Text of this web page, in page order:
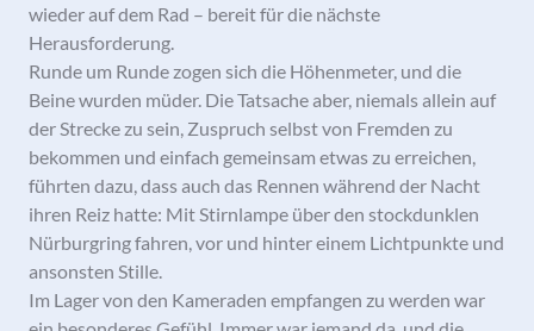
wieder auf dem Rad – bereit für die nächste
Herausforderung.
Runde um Runde zogen sich die Höhenmeter, und die
Beine wurden müder. Die Tatsache aber, niemals allein auf
der Strecke zu sein, Zuspruch selbst von Fremden zu
bekommen und einfach gemeinsam etwas zu erreichen,
führten dazu, dass auch das Rennen während der Nacht
ihren Reiz hatte: Mit Stirnlampe über den stockdunklen
Nürburgring fahren, vor und hinter einem Lichtpunkte und
ansonsten Stille.
Im Lager von den Kameraden empfangen zu werden war